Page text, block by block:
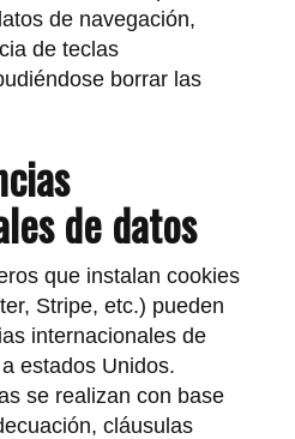
de navegación,
de teclas
borrar las
de datos
que instalan cookies
Stripe, etc.) pueden
internacionales de
estados Unidos.
se realizan con base
cláusulas